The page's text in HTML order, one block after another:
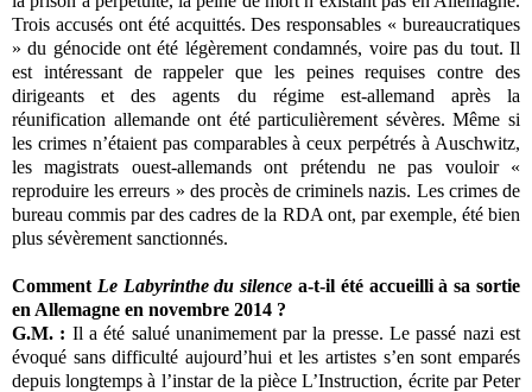
Trois accusés ont été acquittés. Des responsables « bureaucratiques
» du génocide ont été légèrement condamnés, voire pas du tout. Il
est intéressant de rappeler que les peines requises contre des
dirigeants et des agents du régime est-allemand après la
réunification allemande ont été particulièrement sévères. Même si
les crimes n’étaient pas comparables à ceux perpétrés à Auschwitz,
les magistrats ouest-allemands ont prétendu ne pas vouloir «
reproduire les erreurs » des procès de criminels nazis. Les crimes de
bureau commis par des cadres de la RDA ont, par exemple, été bien
plus sévèrement sanctionnés.
Comment Le Labyrinthe du silence a-t-il été accueilli à sa sortie
en Allemagne en novembre 2014 ?
G.M. : Il a été salué unanimement par la presse. Le passé nazi est
évoqué sans difficulté aujourd’hui et les artistes s’en sont emparés
depuis longtemps à l’instar de la pièce L’Instruction, écrite par Peter